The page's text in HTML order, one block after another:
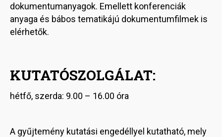
dokumentumanyagok. Emellett konferenciák
anyaga és bábos tematikájú dokumentumfilmek is
elérhetők.
KUTATÓSZOLGÁLAT:
hétfő, szerda: 9.00 – 16.00 óra
A gyűjtemény kutatási engedéllyel kutatható, mely